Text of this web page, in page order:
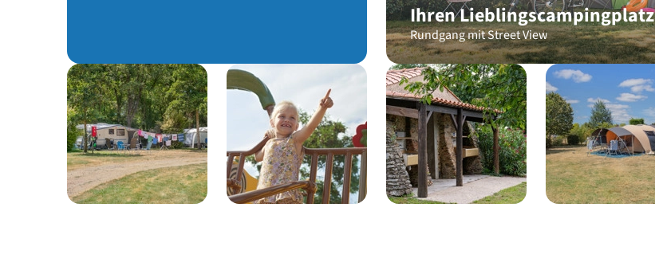
Ihren Lieblingscampingplatz
Rundgang mit Street View